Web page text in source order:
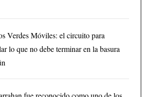
Verdes Móviles: el circuito para
lo que no debe terminar en la basura